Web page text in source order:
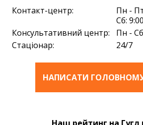
Проходжу курс хіміотерапії. Дуже
онкологу і
Володимировичу Шепілю. Дуже
Підтримує, дає поради. Приємний
Щиро дякую за все!
Контакт-центр:
Пн -
Сб:
Консультативний центр:
Пн -
Стаціонар:
24/7
НАПИСАТИ